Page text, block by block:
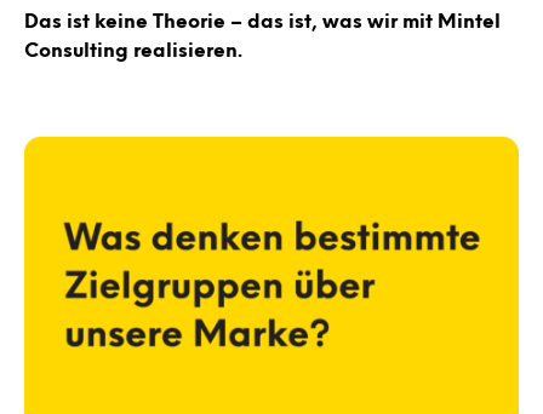
Das ist keine Theorie – das ist, was wir mit Mintel
Consulting realisieren.